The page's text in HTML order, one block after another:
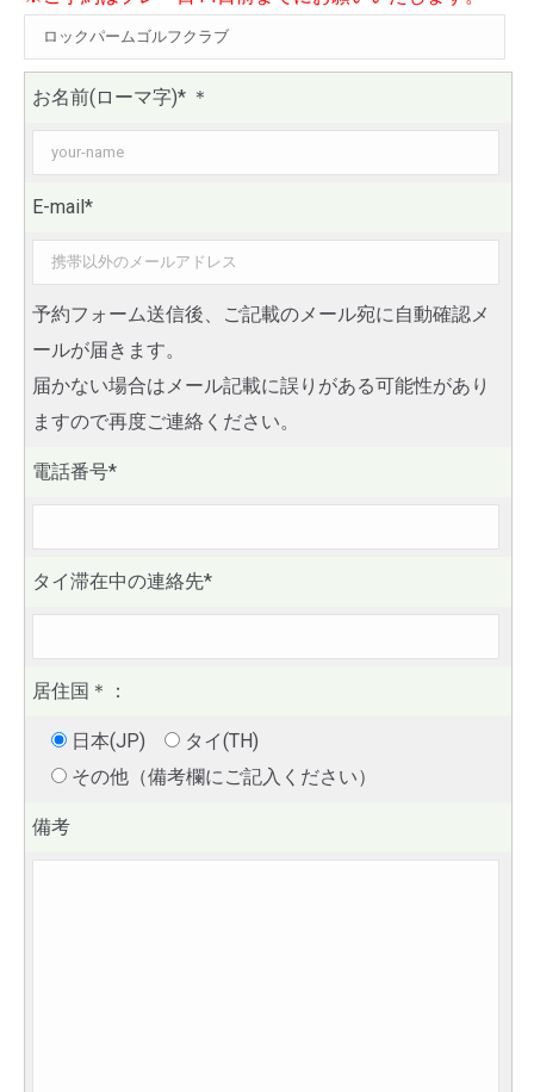
お名前(ローマ字)* ＊
E-mail*
予約フォーム送信後、ご記載のメール宛に自動確認メ
ールが届きます。
届かない場合はメール記載に誤りがある可能性があり
ますので再度ご連絡ください。
電話番号*
タイ滞在中の連絡先*
居住国 ＊ ：
日本(JP)
タイ(TH)
その他（備考欄にご記入ください）
備考